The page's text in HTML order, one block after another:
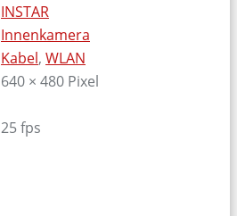
INSTAR
Innenkamera
Kabel, WLAN
640 × 480 Pixel
25 fps